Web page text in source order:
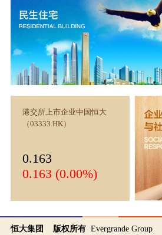
港交所上市企业中国恒大
（03333.HK）
0.163
0.163 (0.00%)
恒大集团 版权所有Evergrande Group